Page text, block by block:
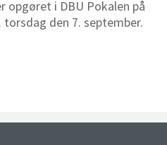
opgøret i DBU Pokalen på
torsdag den 7. september.